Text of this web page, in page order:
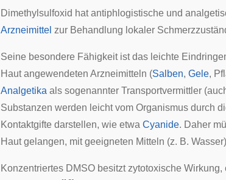
Dimethylsulfoxid hatantiphlogistische und
Arzneimittel zur Behandlung lokaler
Seine besondere Fähigkeit ist das leichte
Haut angewendeten Arzneimitteln (Salben, Gele,
Analgetika als sogenannter Transportvermittler
Substanzen werden leicht vom Organismus durch
Kontaktgifte darstellen, wie etwa Cyanide. Daher
Haut gelangen, mit geeigneten Mitteln (z. B.
Konzentriertes DMSO besitzt zytotoxische Wirkung,